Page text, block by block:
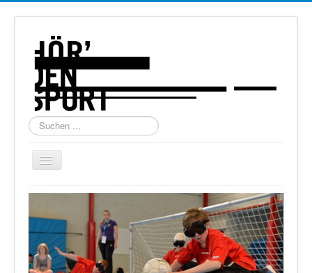
Suchen
...
Navigation
Home
Über uns
Torball
Schießen